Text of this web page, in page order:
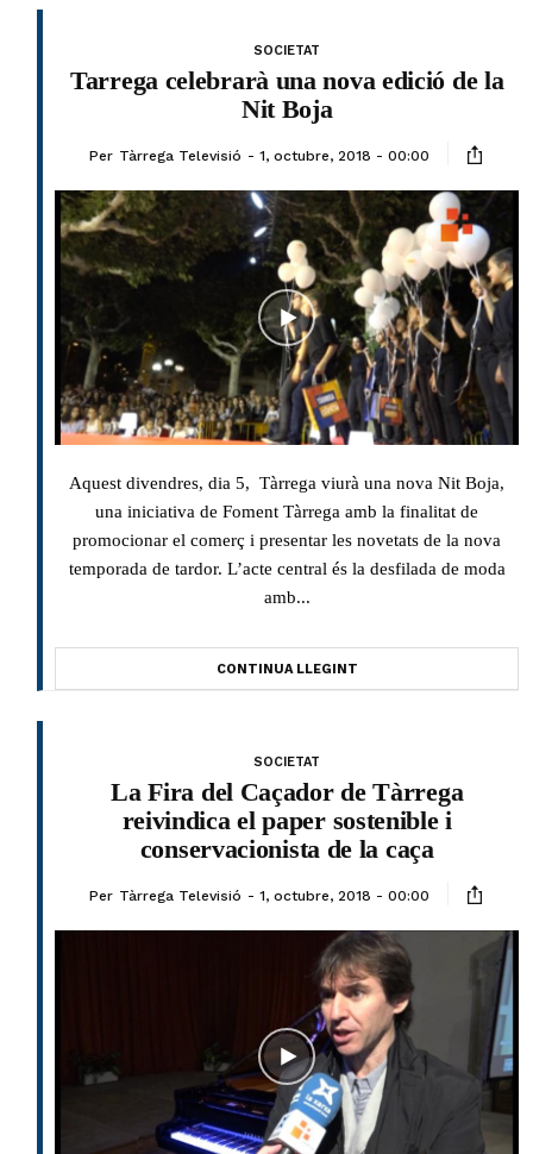
SOCIETAT
Tarrega celebrarà una nova edició de la
Nit Boja
Per Tàrrega Televisió 1, octubre, 2018 - 00:00
Aquest divendres, dia 5, Tàrrega viurà una nova Nit Boja,
una iniciativa de Foment Tàrrega amb la finalitat de
promocionar el comerç i presentar les novetats de la nova
temporada de tardor. L’acte central és la desfilada de moda
amb...
CONTINUA LLEGINT
SOCIETAT
La Fira del Caçador de Tàrrega
reivindica el paper sostenible i
conservacionista de la caça
Per Tàrrega Televisió 1, octubre, 2018 - 00:00